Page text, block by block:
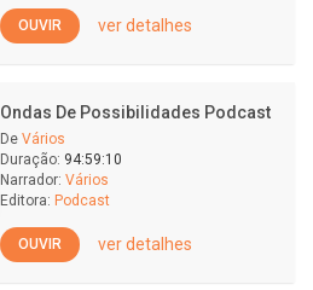
OUVIR ver detalhes
Ondas De Possibilidades Podcast
De Vários
Duração: 94:59:10
Narrador: Vários
Editora: Podcast
OUVIR ver detalhes